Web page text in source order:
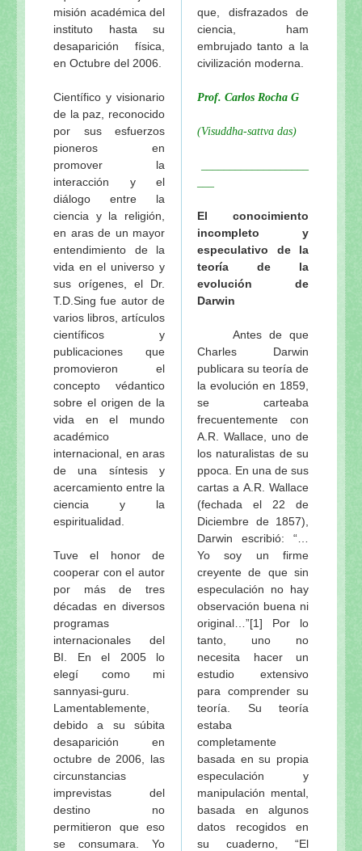
misión académica del
instituto hasta su
desaparición física,
en Octubre del 2006.
Científico y visionario
de la paz, reconocido
por sus esfuerzos
pioneros en
promover la
interacción y el
diálogo entre la
ciencia y la religión,
en aras de un mayor
entendimiento de la
vida en el universo y
sus orígenes, el Dr.
T.D.Sing fue autor de
varios libros, artículos
científicos y
publicaciones que
promovieron el
concepto védantico
sobre el origen de la
vida en el mundo
académico
internacional, en aras
de una síntesis y
acercamiento entre la
ciencia y la
espiritualidad.
Tuve el honor de
cooperar con el autor
por más de tres
décadas en diversos
programas
internacionales del
BI. En el 2005 lo
elegí como mi
sannyasi-guru.
Lamentablemente,
debido a su súbita
desaparición en
octubre de 2006, las
circunstancias
imprevistas del
destino no
permitieron que eso
se consumara. Yo
que, disfrazados de
ciencia, ham
embrujado tanto a la
civilización moderna.
Prof. Carlos Rocha G
(Visuddha-sattva das)
El conocimiento
incompleto y
especulativo de la
teoría de la
evolución de
Darwin
Antes de que
Charles Darwin
publicara su teoría de
la evolución en 1859,
se carteaba
frecuentemente con
A.R. Wallace, uno de
los naturalistas de su
ppoca. En una de sus
cartas a A.R. Wallace
(fechada el 22 de
Diciembre de 1857),
Darwin escribió: “…
Yo soy un firme
creyente de que sin
especulación no hay
observación buena ni
original…”[1] Por lo
tanto, uno no
necesita hacer un
estudio extensivo
para comprender su
teoría. Su teoría
estaba
completamente
basada en su propia
especulación y
manipulación mental,
basada en algunos
datos recogidos en
su cuaderno, “El